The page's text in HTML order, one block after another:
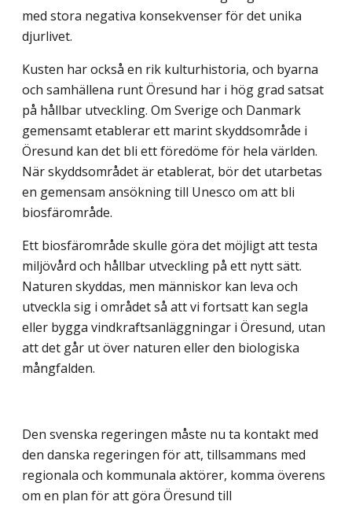
med stora negativa konsekvenser för det unika
djurlivet.
Kusten har också en rik kulturhistoria, och byarna
och samhällena runt Öresund har i hög grad satsat
på hållbar utveckling. Om Sverige och Danmark
gemensamt etablerar ett marint skyddsområde i
Öresund kan det bli ett föredöme för hela världen.
När skydds­området är etablerat, bör det utarbetas
en gemensam ansökning till Unesco om att bli
biosfärområde.
Ett biosfärområde skulle göra det möjligt att testa
miljövård och hållbar utveckling på ett nytt sätt.
Naturen skyddas, men människor kan leva och
utveckla sig i området så att vi fortsatt kan segla
eller bygga vindkraftsanläggningar i Öresund, utan
att det går ut över naturen eller den biologiska
mångfalden.
Den svenska regeringen måste nu ta kontakt med
den danska regeringen för att, till­sammans med
regionala och kommunala aktörer, komma överens
om en plan för att göra Öresund till